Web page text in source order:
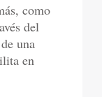
como
del
una
en